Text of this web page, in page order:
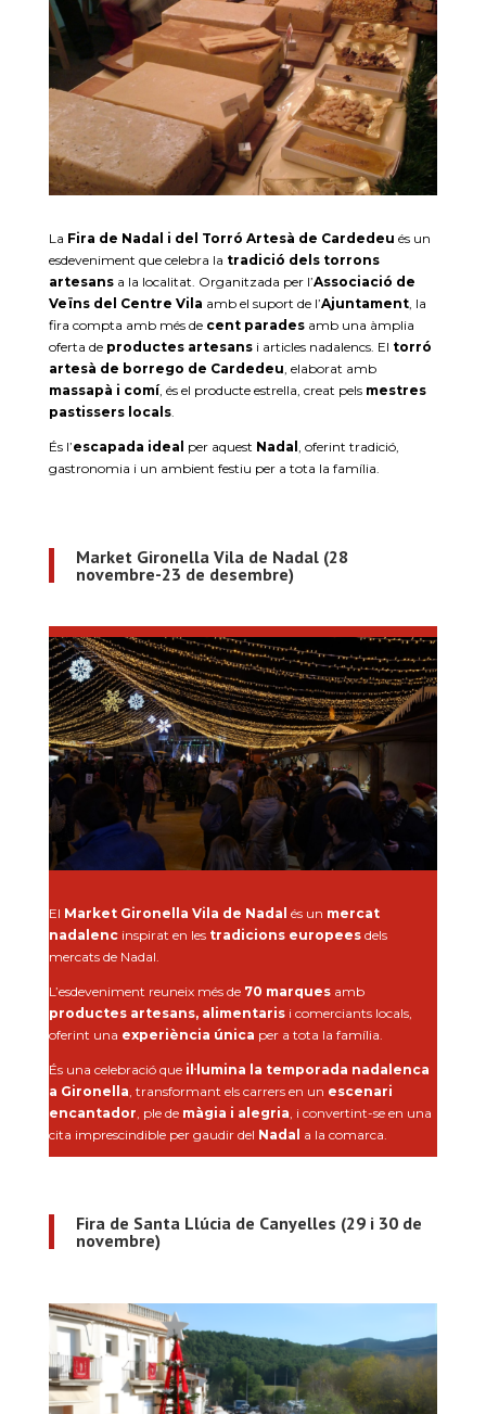
La Fira de Nadal i del Torró Artesà de Cardedeu és un
esdeveniment que celebra la tradició dels torrons
artesansa la localitat. Organitzada per l’Associació de
Veïns del Centre Vila amb el suport de l’Ajuntament, la
fira compta amb més de cent paradesamb una àmplia
oferta de productes artesansi articles nadalencs. El torró
artesà de borrego de Cardedeu , elaborat amb
massapà i comí, és el producte estrella, creat pels mestres
pastissers locals.
És l’escapada ideal per aquest Nadal
, oferint tradició,
gastronomia i un ambient festiu per a tota la família.
Market Gironella Vila de Nadal (28
novembre-23 de desembre)
El Market Gironella Vila de Nadal és un mercat
nadalencinspirat en les tradicions europeesdels
mercats de Nadal.
L’esdeveniment reuneix més de 70 marquesamb
productes artesans, alimentarisi comerciants locals,
oferint una experiència única per a tota la família.
És una celebració que il·lumina la temporada nadalenca
a Gironella , transformant els carrers en un escenari
encantador , ple de màgia i alegria , i convertint-se en una
cita imprescindible per gaudir del Nadal a la comarca.
Fira de Santa Llúcia de Canyelles (29 i 30 de
novembre)